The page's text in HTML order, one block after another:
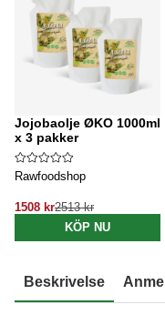
Jojobaolje ØKO 1000ml
x 3 pakker
Rawfoodshop
1508 kr2513 kr
KÖP NU
Beskrivelse